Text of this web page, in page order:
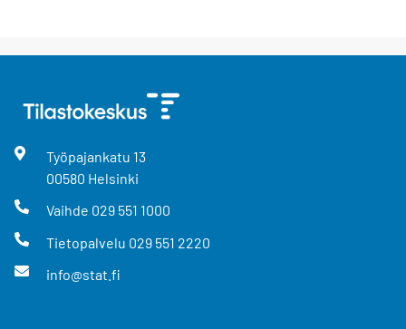
Työpajankatu 13
00580 Helsinki
Vaihde 029 551 1000
Tietopalvelu 029 551 2220
info@stat.fi